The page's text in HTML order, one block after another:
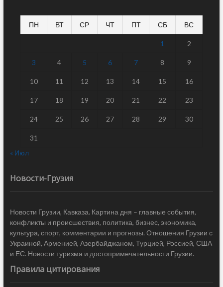
ПН ВТ СР ЧТ ПТ СБ ВС
1 2
3 4 5 6 7 8 9
10 11 12 13 14 15 16
17 18 19 20 21 22 23
24 25 26 27 28 29 30
31
« Июл
Новости-Грузия
Новости Грузии, Кавказа. Картина дня – главные события,
конфликты и происшествия, политика, бизнес, экономика,
культура, спорт, комментарии и прогнозы. Отношения Грузии с
Украиной, Арменией, Азербайджаном, Турцией, Россией, США
и ЕС. Новости туризма и достопримечательности Грузии.
Правила цитирования